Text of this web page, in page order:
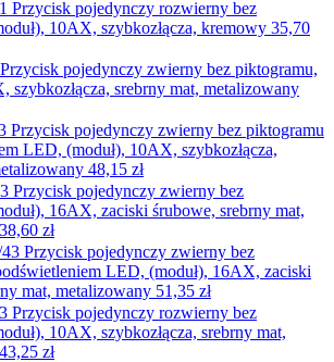
Przycisk pojedynczy rozwierny bez
10AX, szybkozłącza, kremowy 35,70
Przycisk pojedynczy zwierny bez piktogramu,
szybkozłącza, srebrny mat, metalizowany
Przycisk pojedynczy zwierny bez piktogramu
LED, (moduł), 10AX, szybkozłącza,
48,15 zł
Przycisk pojedynczy zwierny bez
16AX, zaciski śrubowe, srebrny mat,
38,60 zł
Przycisk pojedynczy zwierny bez
LED, (moduł), 16AX, zaciski
mat, metalizowany 51,35 zł
Przycisk pojedynczy rozwierny bez
10AX, szybkozłącza, srebrny mat,
43,25 zł